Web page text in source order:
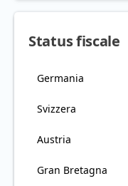
Status fiscale
Germania
Svizzera
Austria
Gran Bretagna